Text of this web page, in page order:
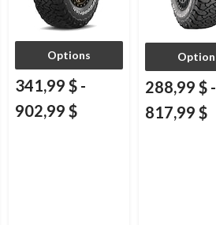
Options
341,99 $ -
902,99 $
288,99 $ -
817,99 $